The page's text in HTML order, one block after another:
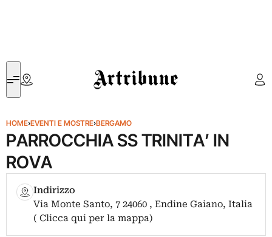
Artribune
HOME›EVENTI E MOSTRE›BERGAMO
PARROCCHIA SS TRINITA’ IN
ROVA
Indirizzo
Via Monte Santo, 7 24060 , Endine Gaiano, Italia
( Clicca qui per la mappa)